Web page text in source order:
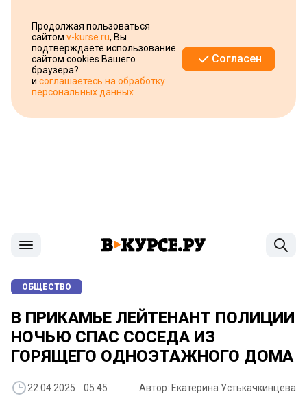
Продолжая пользоваться
сайтом v-kurse.ru, Вы
подтверждаете использование
сайтом cookies Вашего
браузера?
и соглашаетесь на обработку
персональных данных
Согласен
ОБЩЕСТВО
В ПРИКАМЬЕ ЛЕЙТЕНАНТ ПОЛИЦИИ
НОЧЬЮ СПАС СОСЕДА ИЗ
ГОРЯЩЕГО ОДНОЭТАЖНОГО ДОМА
22.04.2025 05:45 Автор: Екатерина Устькачкинцева